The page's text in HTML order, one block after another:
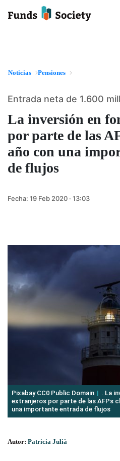
Noticias Pensiones
La inversión en
por parte de las
año con una
de flujos
Entrada neta de 1.600
Fecha: 19 Feb 2020 · 13:03
Pixabay CC0 Public Domain
. La
extranjeros por parte de las AFPs
una importante entrada de flujos
Autor: Patricia Julià